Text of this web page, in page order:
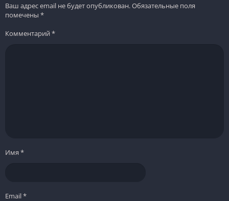
Ваш адрес email не будет опубликован.Обязательные поля
помечены *
Комментарий*
Имя *
Email*